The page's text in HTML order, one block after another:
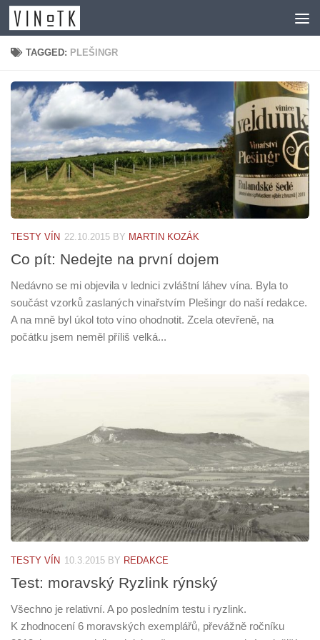
Skip to content
TAGGED: PLEŠINGR
TESTY VÍN 22.10.2015 BY MARTIN KOZÁK
Co pít: Nedejte na první dojem
Nedávno se mi objevila v lednici zvláštní láhev vína. Byla to
součást vzorků zaslaných vinařstvím Plešingr do naší redakce.
A na mně byl úkol toto víno ohodnotit. Zcela otevřeně, na
počátku jsem neměl příliš velká...
TESTY VÍN 10.3.2015 BY REDAKCE
Test: moravský Ryzlink rýnský
Všechno je relativní. A po posledním testu i ryzlink.
K zhodnocení 6 moravských exemplářů, převážně ročníku